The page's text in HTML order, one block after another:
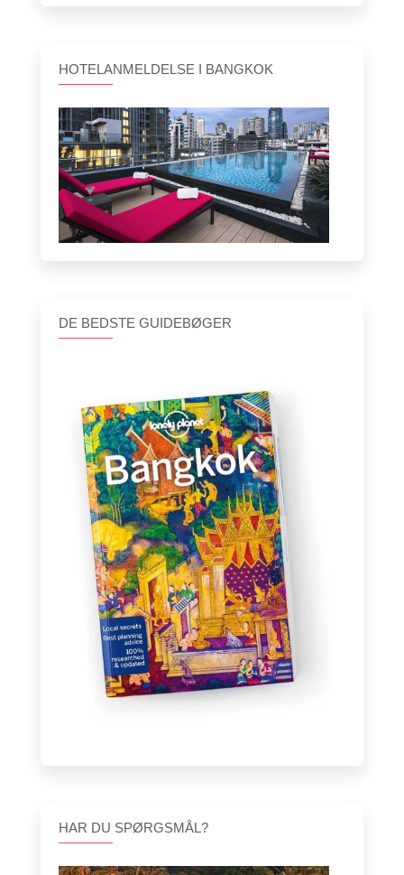
HOTELANMELDELSE I BANGKOK
DE BEDSTE GUIDEBØGER
HAR DU SPØRGSMÅL?